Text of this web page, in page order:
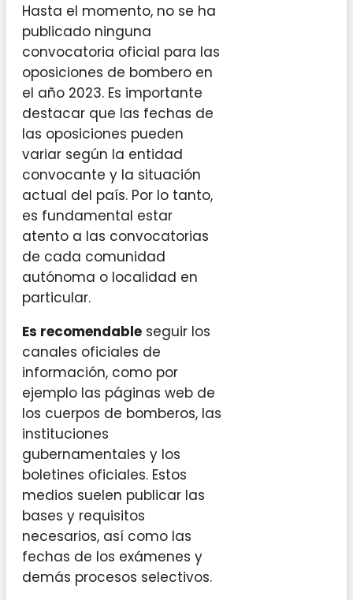
Hasta el momento, no se ha
publicado ninguna
convocatoria oficial para las
oposiciones de bombero en
el año 2023. Es importante
destacar que las fechas de
las oposiciones pueden
variar según la entidad
convocante y la situación
actual del país. Por lo tanto,
es fundamental estar
atento a las convocatorias
de cada comunidad
autónoma o localidad en
particular.
Es recomendable seguir los
canales oficiales de
información, como por
ejemplo las páginas web de
los cuerpos de bomberos, las
instituciones
gubernamentales y los
boletines oficiales. Estos
medios suelen publicar las
bases y requisitos
necesarios, así como las
fechas de los exámenes y
demás procesos selectivos.